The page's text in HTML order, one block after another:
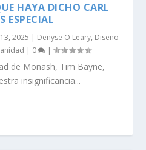
HAYA DICHO CARL
ESPECIAL
2025 | Denyse O'Leary, Diseño
| 0 |
de Monash, Tim Bayne,
insignificancia...